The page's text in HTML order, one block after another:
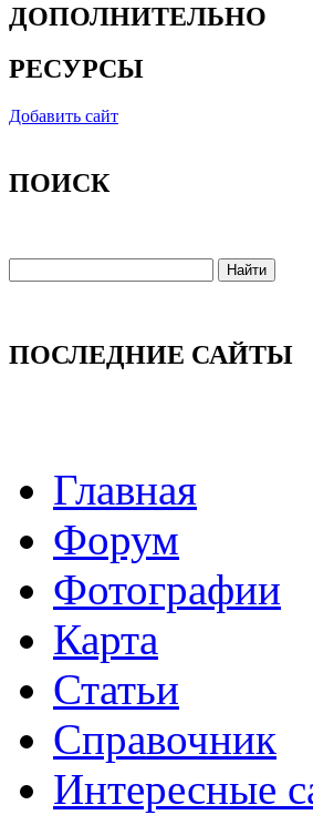
ДОПОЛНИТЕЛЬНО
РЕСУРСЫ
Добавить сайт
ПОИСК
ПОСЛЕДНИЕ САЙТЫ
Главная
Форум
Фотографии
Карта
Статьи
Справочник
Интересные